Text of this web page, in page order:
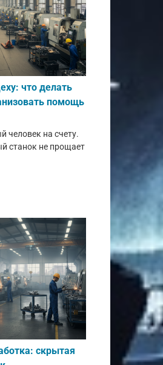
что делать
помощь
человек на счету.
станок не прощает
скрытая